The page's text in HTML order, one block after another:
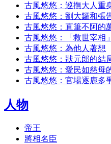
古風悠悠：巡撫大人重
古風悠悠：劉大鑼和張
古風悠悠：直筆不阿的
古風悠悠：「救世宰相
古風悠悠：為他人著想
古風悠悠：狀元郎的結
古風悠悠：愛民如慈母
古風悠悠：官場逐鹿多
人物
帝王
將相名臣